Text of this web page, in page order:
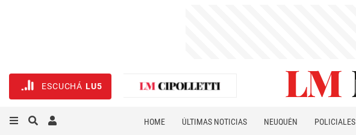
ESCUCHÁ LU5
HOME ÚLTIMAS NOTICIAS NEUQUÉN POLICIALES